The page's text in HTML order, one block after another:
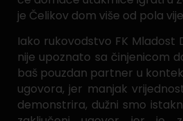
je Čelikov dom više od pola
Iako rukovodstvo FK Mladost
nije upoznato sa činjenicom
baš pouzdan partner u
ugovora, jer manjak
demonstrira, dužni smo